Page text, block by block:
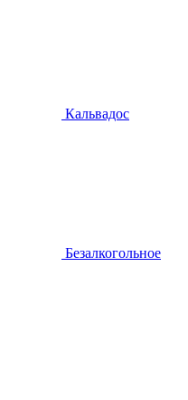
Кальвадос
Безалкогольное